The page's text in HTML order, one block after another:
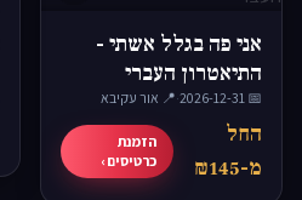
אני פה בגלל אשתי -
התיאטרון העברי
📅 2026-12-31
·📍 אור עקיבא
החל
מ-₪145
הזמנת
כרטיסים ›